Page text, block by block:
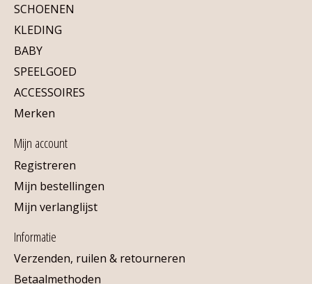
SCHOENEN
KLEDING
BABY
SPEELGOED
ACCESSOIRES
Merken
Mijn account
Registreren
Mijn bestellingen
Mijn verlanglijst
Informatie
Verzenden, ruilen & retourneren
Betaalmethoden